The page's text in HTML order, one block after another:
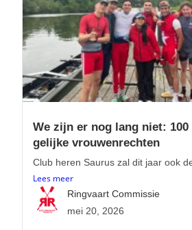
We zijn er nog lang niet:
gelijke vrouwenrechten
Club heren Saurus zal dit jaar ook
Lees meer
Ringvaart Commissie
mei 20, 2026